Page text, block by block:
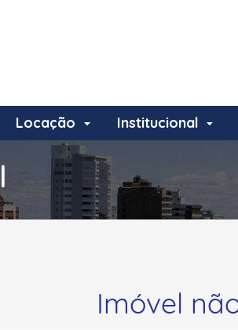
Locação Institucional
Imóvel